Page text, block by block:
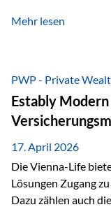
fünf zentrale
diesem Thema
Ansätze von
für eine
Mehr lesen
PWP - Private
Estably
17. April 2026
Die Vienna-Life
Lösungen Zugang
Dazu zählen auch